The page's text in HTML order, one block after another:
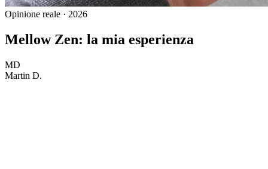
Opinione reale · 2026
Mellow Zen: la mia esperienza
MD
Martin D.